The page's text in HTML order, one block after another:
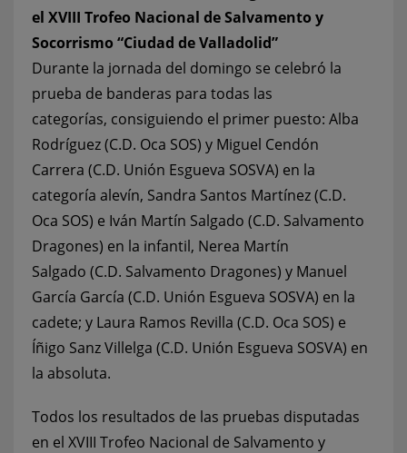
el XVIII Trofeo Nacional de Salvamento y
Socorrismo “Ciudad de Valladolid”
Durante la jornada del domingo se celebró la
prueba de banderas para todas las
categorías, consiguiendo el primer puesto: Alba
Rodríguez (C.D. Oca SOS) y Miguel Cendón
Carrera (C.D. Unión Esgueva SOSVA) en la
categoría alevín, Sandra Santos Martínez (C.D.
Oca SOS) e Iván Martín Salgado (C.D. Salvamento
Dragones) en la infantil, Nerea Martín
Salgado (C.D. Salvamento Dragones) y Manuel
García García (C.D. Unión Esgueva SOSVA) en la
cadete; y Laura Ramos Revilla (C.D. Oca SOS) e
Íñigo Sanz Villelga (C.D. Unión Esgueva SOSVA) en
la absoluta.
Todos los resultados de las pruebas disputadas
en el XVIII Trofeo Nacional de Salvamento y